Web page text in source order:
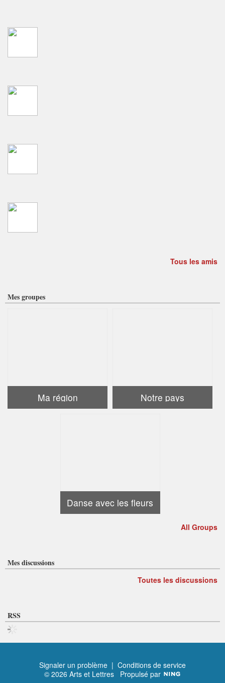
Tous les amis
Mes groupes
Ma région Notre pays
Danse avec les fleurs
All Groups
Mes discussions
Toutes les discussions
RSS
Signaler un problème | Conditions de service
© 2026 Arts et Lettres Propulsé par